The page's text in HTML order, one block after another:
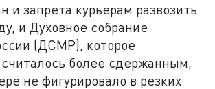
и запрета курьерам развозить
и Духовное собрание
(ДСМР), которое
более сдержанным,
не фигурировало в резких